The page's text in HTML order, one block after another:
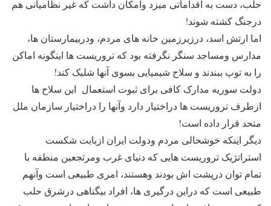
حلب، دست به اقداماتی میزد وامکان داشت که غیر نظامیانی هم
درجنگ کشته شوند!
اما ارتش اسد، درزیرزمین خانه های مردم، ودربیمارستان ها،
مدارس ومساجد سنگر نگرفته بود که تروریست ها اینگونه اماکن
را به توپ ببندند و سلاح شیمیایی بسوی آنها شلیک کند!
دولت سوریه مدارک کافی برای ثبوت استعمال این سلاح ها
ازطرف تروریست ها دراختیار دارد وآنها را دراختیار سازمان ملل
متحد قرار داده است!
دیگر اینکه خوشحالی مردم ودولت ایران ازبابت شکست
استراتژیک تروریست هایی که دنیای غرب ومرتجعین منطقه با
تمام توان درپشت اش بودند وهستند، امری طبیعی است وآنهم
طبیعی است که دراین درگیری ها، افراد بیگناهی درشرق حلب